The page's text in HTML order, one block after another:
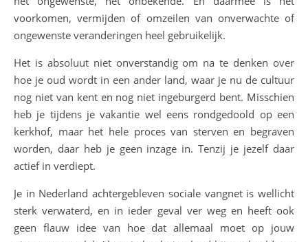
voorkomen, vermijden of omzeilen van onverwachte of
ongewenste veranderingen heel gebruikelijk.
Het is absoluut niet onverstandig om na te denken over
hoe je oud wordt in een ander land, waar je nu de cultuur
nog niet van kent en nog niet ingeburgerd bent. Misschien
heb je tijdens je vakantie wel eens rondgedoold op een
kerkhof, maar het hele proces van sterven en begraven
worden, daar heb je geen inzage in. Tenzij je jezelf daar
actief in verdiept.
Je in Nederland achtergebleven sociale vangnet is wellicht
sterk verwaterd, en in ieder geval ver weg en heeft ook
geen flauw idee van hoe dat allemaal moet op jouw